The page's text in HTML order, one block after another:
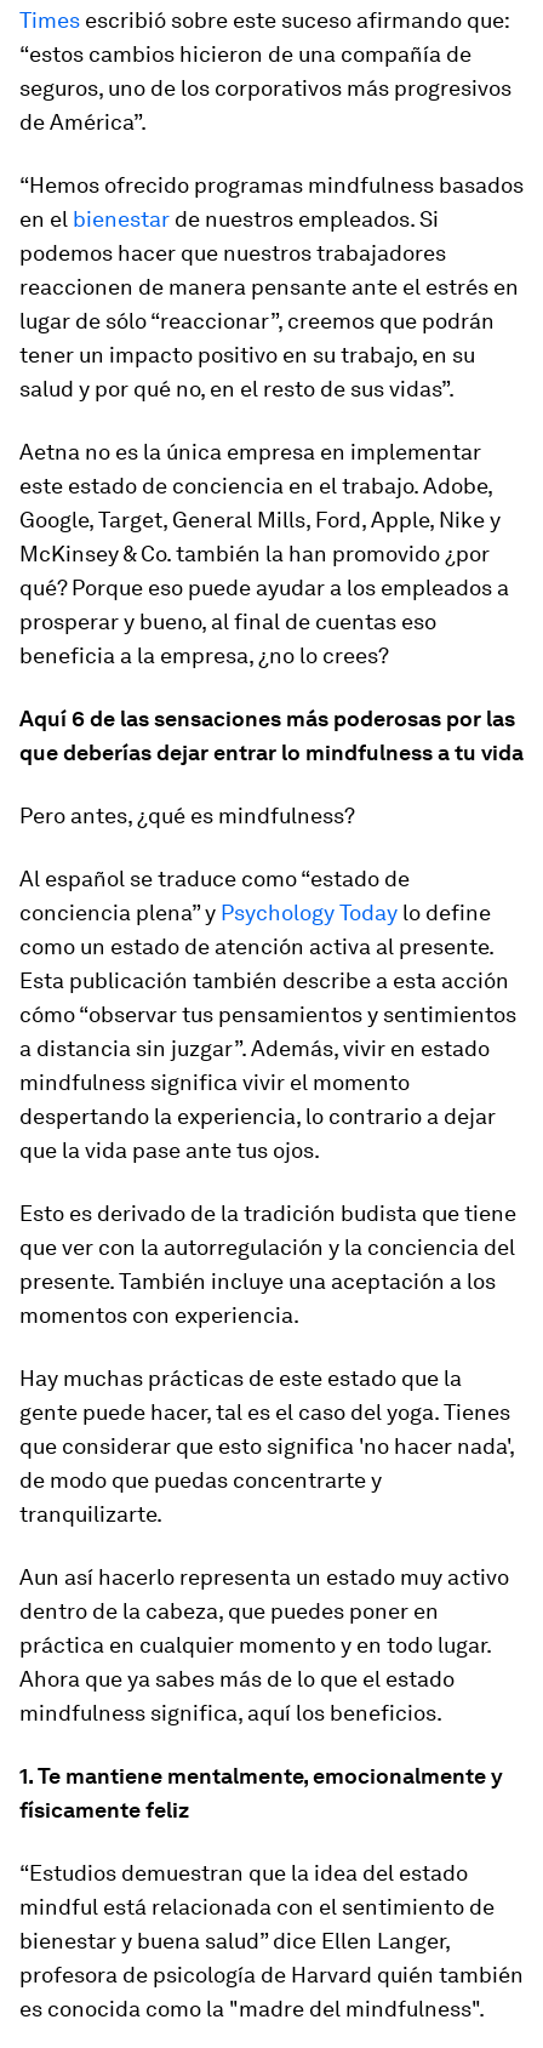
Times escribió sobre este suceso afirmando que:
“estos cambios hicieron de una compañía de
seguros, uno de los corporativos más progresivos
de América”.
“Hemos ofrecido programas mindfulness basados
en el bienestar de nuestros empleados. Si
podemos hacer que nuestros trabajadores
reaccionen de manera pensante ante el estrés en
lugar de sólo “reaccionar”, creemos que podrán
tener un impacto positivo en su trabajo, en su
salud y por qué no, en el resto de sus vidas”.
Aetna no es la única empresa en implementar
este estado de conciencia en el trabajo. Adobe,
Google, Target, General Mills, Ford, Apple, Nike y
McKinsey & Co. también la han promovido ¿por
qué? Porque eso puede ayudar a los empleados a
prosperar y bueno, al final de cuentas eso
beneficia a la empresa, ¿no lo crees?
Aquí 6 de las sensaciones más poderosas por las
que deberías dejar entrar lo mindfulnessa tu vida
Pero antes, ¿qué es mindfulness?
Al español se traduce como “estado de
conciencia plena” y Psychology Today lo define
como un estado de atención activa al presente.
Esta publicación también describe a esta acción
cómo “observar tus pensamientos y sentimientos
a distancia sin juzgar”. Además, vivir en estado
mindfulness significa vivir el momento
despertando la experiencia, lo contrario a dejar
que la vida pase ante tus ojos.
Esto es derivado de la tradición budista que tiene
que ver con la autorregulación y la conciencia del
presente. También incluye una aceptación a los
momentos con experiencia.
Hay muchas prácticas de este estado que la
gente puede hacer, tal es el caso del yoga. Tienes
que considerar que esto significa 'no hacer nada',
de modo que puedas concentrarte y
tranquilizarte.
Aun así hacerlo representa un estado muy activo
dentro de la cabeza, que puedes poner en
práctica en cualquier momento y en todo lugar.
Ahora que ya sabes más de lo que el estado
mindfulness significa, aquí los beneficios.
1. Te mantiene mentalmente, emocionalmente y
físicamente feliz
“Estudios demuestran que la idea del estado
mindful está relacionada con el sentimiento de
bienestar y buena salud” dice Ellen Langer,
profesora de psicología de Harvard quién también
es conocida como la "madre del mindfulness".